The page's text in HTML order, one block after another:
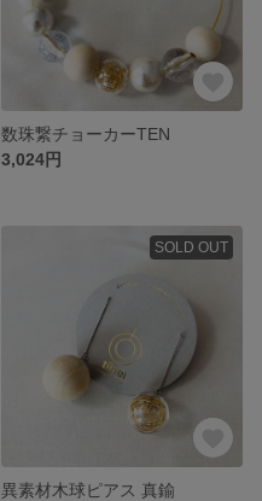
数珠繋チョーカーTEN
3,024円
SOLD OUT
異素材木球ピアス 真鍮